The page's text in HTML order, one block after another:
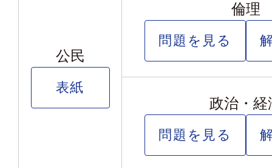
公民
表紙
倫理
問題を見る
政治・経
問題を見る